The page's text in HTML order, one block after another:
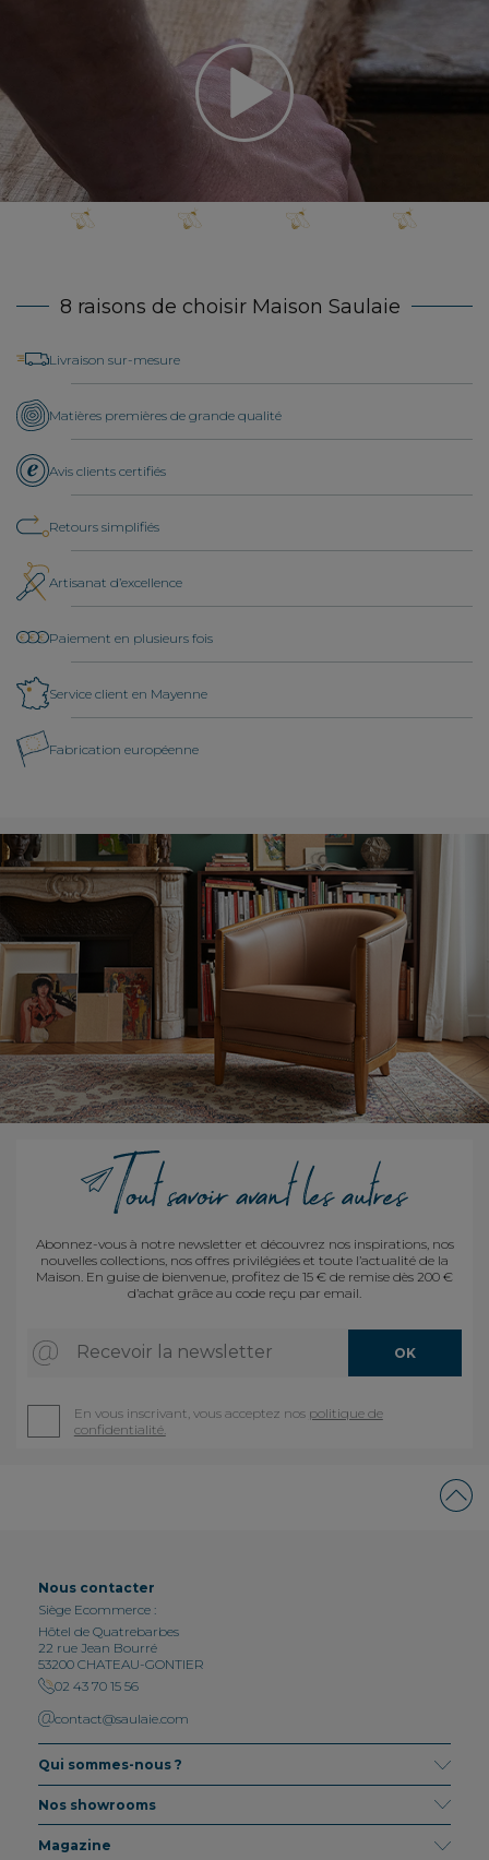
8 raisons de choisir Maison Saulaie
Livraison sur-mesure
Matières premières de grande qualité
Avis clients certifiés
Retours simplifiés
Artisanat d’excellence
Paiement en plusieurs fois
Service client en Mayenne
Fabrication européenne
Abonnez-vous à notre newsletter et découvrez nos inspirations, nos
nouvelles collections, nos offres privilégiées et toute l’actualité de la
Maison. En guise de bienvenue, profitez de 15 € de remise dès 200 €
d’achat grâce au code reçu par email.
Recevoir la newsletter OK
En vous inscrivant, vous acceptez nos politique de
confidentialité.
Nous contacter
Siège Ecommerce :
Hôtel de Quatrebarbes
22 rue Jean Bourré
53200 CHATEAU-GONTIER
02 43 70 15 56
contact@saulaie.com
Qui sommes-nous ?
Nos showrooms
Magazine